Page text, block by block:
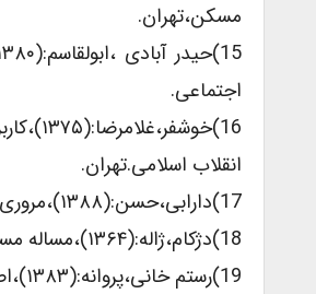
مسکن،تهران.
اجتماعی.
انقلاب اسلامی.تهران.
17)دارابی،حسن:(۱۳۸۸)،مروری بر تئوری های برنامه ریزی کالبدی،بنیاد مسکن انقلاب اسلامی،تهران.
18)دژکام،ژاله:(۱۳۶۴)،مساله مسکن در ایران،رساله دکترای اقتصاد،دانشگاه تهران ،دانشکده اقتصاد.
19)رستم خانی،پروانه:(۱۳۸۳)،اصول طراحی فضای سبزدر محیط های مسکونی،مرکز تحقیقات ساختمان و مسکن،تهران.